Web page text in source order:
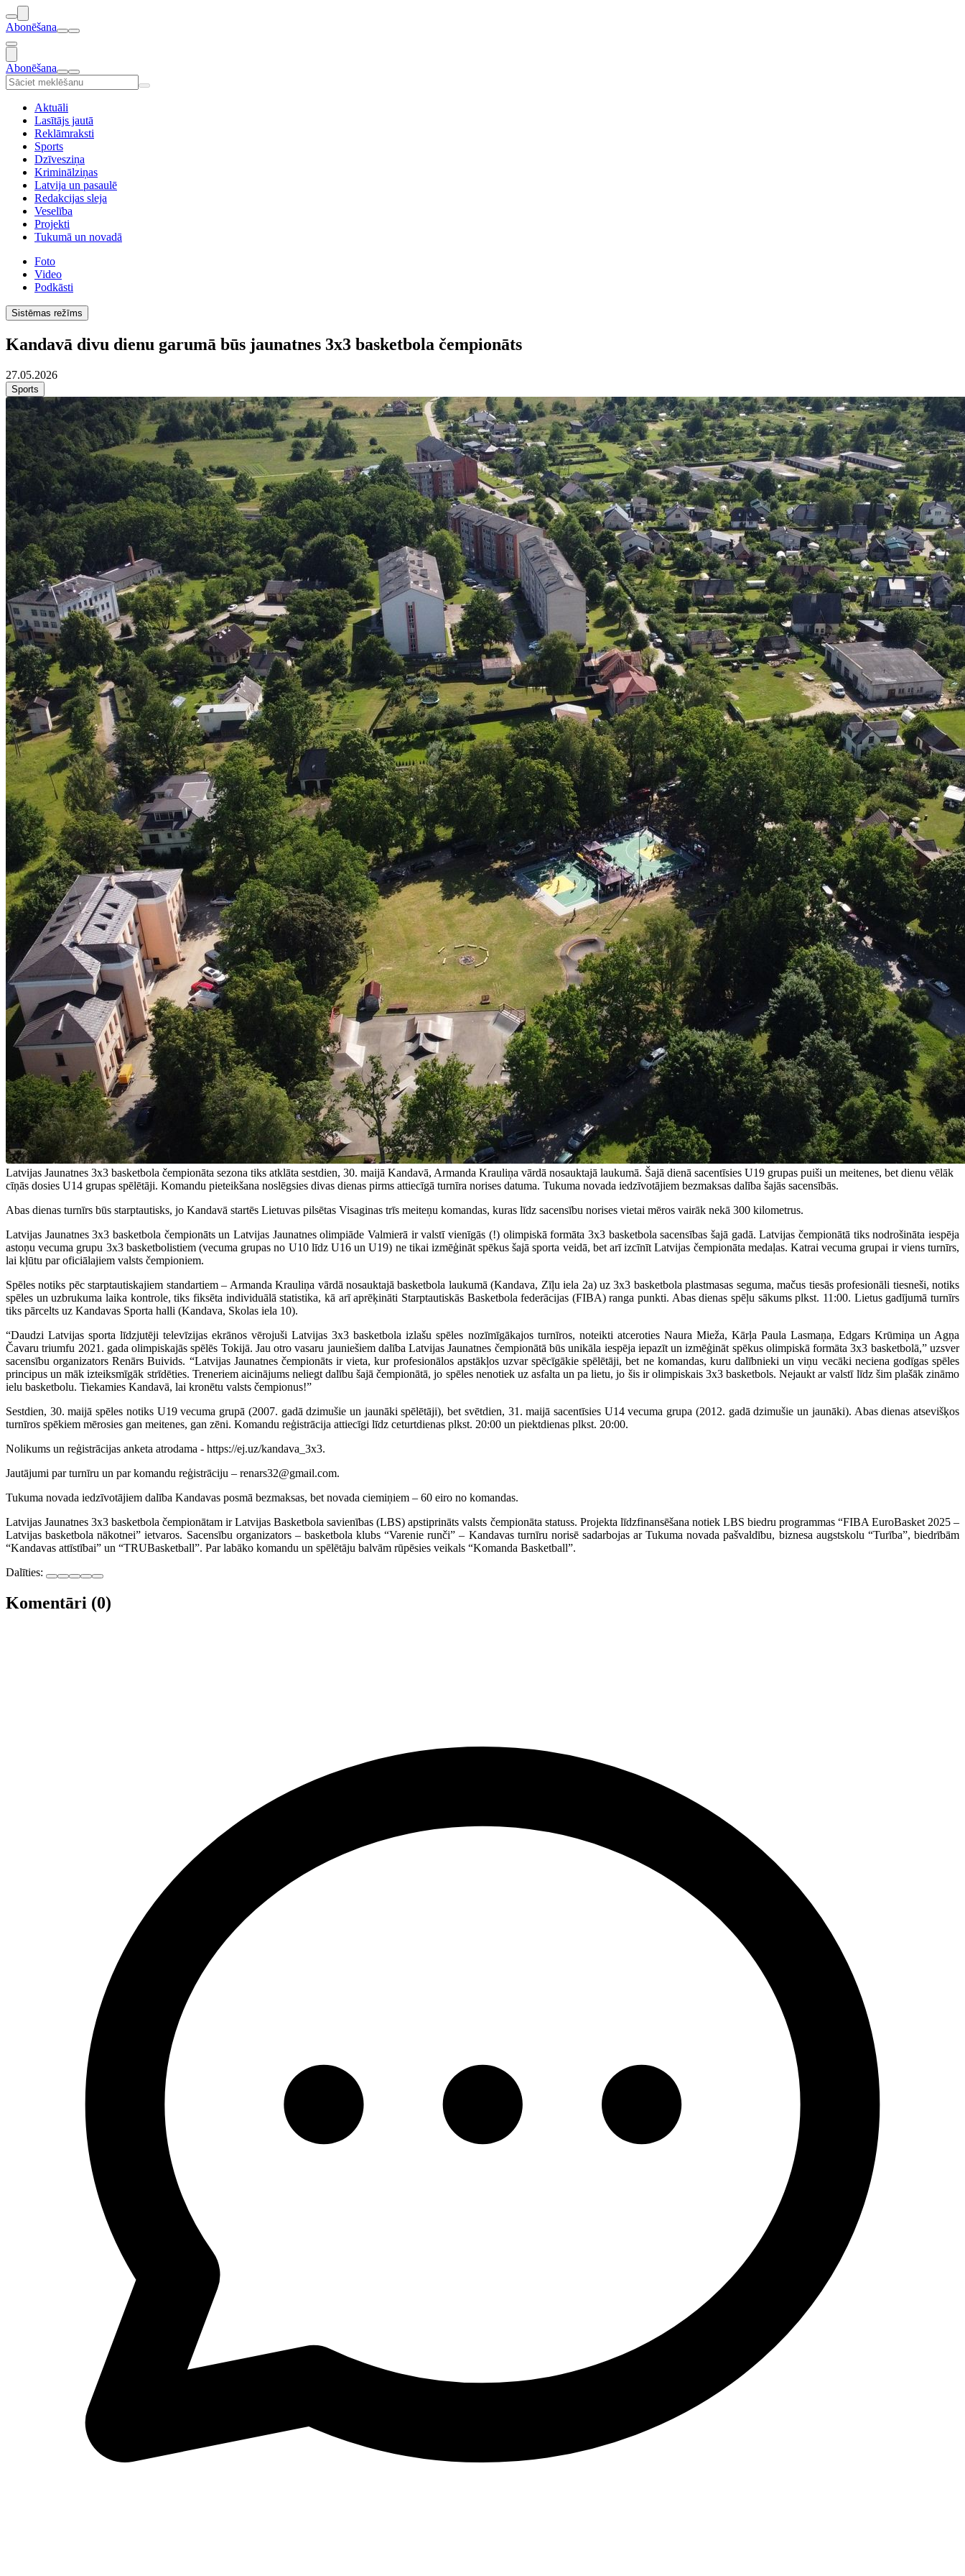
Abonēšana
Abonēšana
Aktuāli
Lasītājs jautā
Reklāmraksti
Sports
Dzīvesziņa
Kriminālziņas
Latvija un pasaulē
Redakcijas sleja
Veselība
Projekti
Tukumā un novadā
Foto
Video
Podkāsti
Sistēmas režīms
Kandavā divu dienu garumā būs jaunatnes 3x3 basketbola čempionāts
27.05.2026
Sports
Latvijas Jaunatnes 3x3 basketbola čempionāta sezona tiks atklāta sestdien, 30. maijā Kandavā, Armanda Krauliņa vārdā nosauktajā laukumā. Šajā dienā sacentīsies U19 grupas puiši un meitenes, bet dienu vēlāk
cīņās dosies U14 grupas spēlētāji. Komandu pieteikšana noslēgsies divas dienas pirms attiecīgā turnīra norises datuma. Tukuma novada iedzīvotājiem bezmaksas dalība šajās sacensībās.
Abas dienas turnīrs būs starptautisks, jo Kandavā startēs Lietuvas pilsētas Visaginas trīs meiteņu komandas, kuras līdz sacensību norises vietai mēros vairāk nekā 300 kilometrus.
Latvijas Jaunatnes 3x3 basketbola čempionāts un Latvijas Jaunatnes olimpiāde Valmierā ir valstī vienīgās (!) olimpiskā formāta 3x3 basketbola sacensības šajā gadā. Latvijas čempionātā tiks nodrošināta iespēja
astoņu vecuma grupu 3x3 basketbolistiem (vecuma grupas no U10 līdz U16 un U19) ne tikai izmēģināt spēkus šajā sporta veidā, bet arī izcīnīt Latvijas čempionāta medaļas. Katrai vecuma grupai ir viens turnīrs,
lai kļūtu par oficiālajiem valsts čempioniem.
Spēles notiks pēc starptautiskajiem standartiem – Armanda Krauliņa vārdā nosauktajā basketbola laukumā (Kandava, Zīļu iela 2a) uz 3x3 basketbola plastmasas seguma, mačus tiesās profesionāli tiesneši, notiks
spēles un uzbrukuma laika kontrole, tiks fiksēta individuālā statistika, kā arī aprēķināti Starptautiskās Basketbola federācijas (FIBA) ranga punkti. Abas dienas spēļu sākums plkst. 11:00. Lietus gadījumā turnīrs
tiks pārcelts uz Kandavas Sporta halli (Kandava, Skolas iela 10).
“Daudzi Latvijas sporta līdzjutēji televīzijas ekrānos vērojuši Latvijas 3x3 basketbola izlašu spēles nozīmīgākajos turnīros, noteikti atceroties Naura Mieža, Kārļa Paula Lasmaņa, Edgars Krūmiņa un Agņa
Čavaru triumfu 2021. gada olimpiskajās spēlēs Tokijā. Jau otro vasaru jauniešiem dalība Latvijas Jaunatnes čempionātā būs unikāla iespēja iepazīt un izmēģināt spēkus olimpiskā formāta 3x3 basketbolā,” uzsver
sacensību organizators Renārs Buivids. “Latvijas Jaunatnes čempionāts ir vieta, kur profesionālos apstākļos uzvar spēcīgākie spēlētāji, bet ne komandas, kuru dalībnieki un viņu vecāki neciena godīgas spēles
principus un māk izteiksmīgāk strīdēties. Treneriem aicinājums neliegt dalību šajā čempionātā, jo spēles nenotiek uz asfalta un pa lietu, jo šis ir olimpiskais 3x3 basketbols. Nejaukt ar valstī līdz šim plašāk zināmo
ielu basketbolu. Tiekamies Kandavā, lai kronētu valsts čempionus!”
Sestdien, 30. maijā spēles notiks U19 vecuma grupā (2007. gadā dzimušie un jaunāki spēlētāji), bet svētdien, 31. maijā sacentīsies U14 vecuma grupa (2012. gadā dzimušie un jaunāki). Abas dienas atsevišķos
turnīros spēkiem mērosies gan meitenes, gan zēni. Komandu reģistrācija attiecīgi līdz ceturtdienas plkst. 20:00 un piektdienas plkst. 20:00.
Nolikums un reģistrācijas anketa atrodama - https://ej.uz/kandava_3x3.
Jautājumi par turnīru un par komandu reģistrāciju – renars32@gmail.com.
Tukuma novada iedzīvotājiem dalība Kandavas posmā bezmaksas, bet novada ciemiņiem – 60 eiro no komandas.
Latvijas Jaunatnes 3x3 basketbola čempionātam ir Latvijas Basketbola savienības (LBS) apstiprināts valsts čempionāta statuss. Projekta līdzfinansēšana notiek LBS biedru programmas “FIBA EuroBasket 2025 –
Latvijas basketbola nākotnei” ietvaros. Sacensību organizators – basketbola klubs “Varenie runči” – Kandavas turnīru norisē sadarbojas ar Tukuma novada pašvaldību, biznesa augstskolu “Turība”, biedrībām
“Kandavas attīstībai” un “TRUBasketball”. Par labāko komandu un spēlētāju balvām rūpēsies veikals “Komanda Basketball”.
Dalīties:
Komentāri (0)